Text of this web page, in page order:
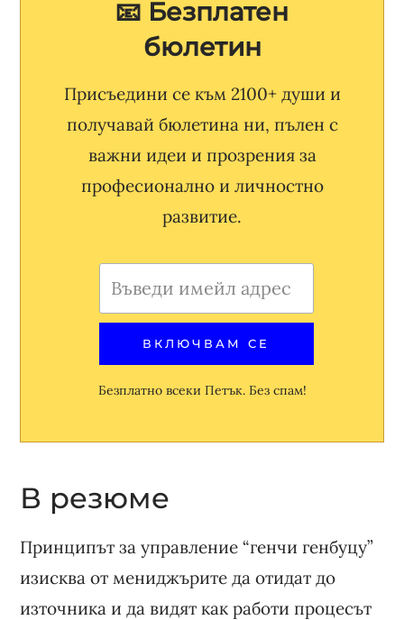
📧 Безплатен
бюлетин
Присъедини се към 2100+ души и
получавай бюлетина ни, пълен с
важни идеи и прозрения за
професионално и личностно
развитие.
Безплатно всеки Петък. Без спам!
В резюме
Принципът за управление “генчи генбуцу”
изисква от мениджърите да отидат до
източника и да видят как работи процесът